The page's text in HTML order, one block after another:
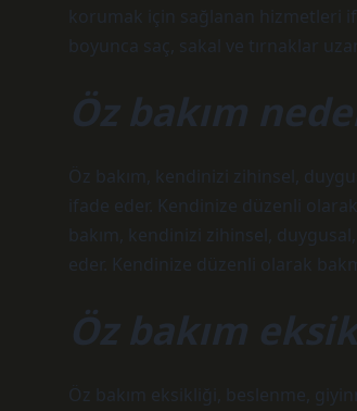
korumak için sağlanan hizmetleri
boyunca saç, sakal ve tırnaklar
Öz bakım
Öz bakım, kendinizi zihinsel,
ifade eder. Kendinize düzenli
bakım, kendinizi zihinsel,
eder. Kendinize düzenli olarak
Öz bakım
Öz bakım eksikliği, beslenme,